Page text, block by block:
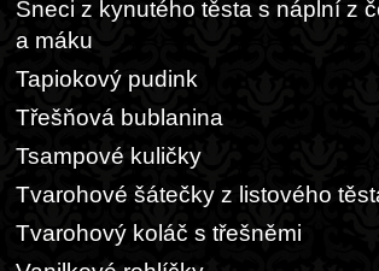
Šneci z kynutého těsta s náplní z
a máku
Tapiokový pudink
Třešňová bublanina
Tsampové kuličky
Tvarohové šátečky z listového
Tvarohový koláč s třešněmi